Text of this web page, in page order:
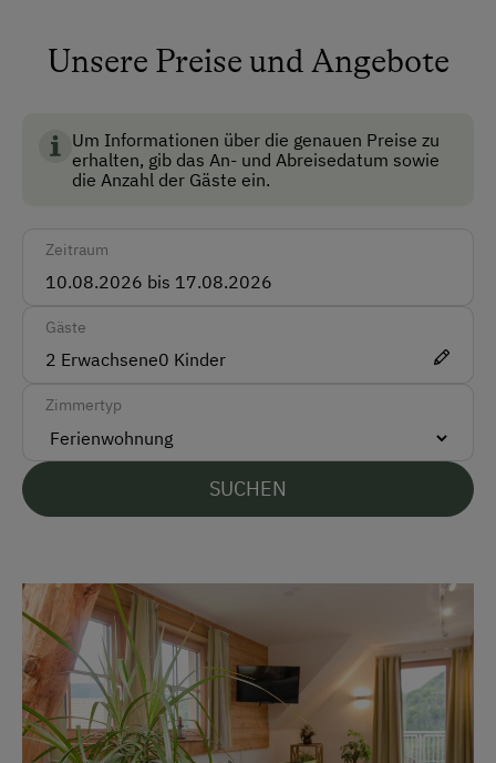
Deutsch
Englisch
Kostenlose Parkplätze
Überdachter Parkplatz
Garten/Wiese
Mithilfe am Hof
Kinder-Ausstattung
Kinder sind willkommen
Kinderspielplatz
Unsere Preise und Angebote
Um Informationen über die genauen Preise zu
erhalten, gib das An- und Abreisedatum sowie
die Anzahl der Gäste ein.
Zeitraum
Gäste
2 Erwachsene0 Kinder
Zimmertyp
SUCHEN